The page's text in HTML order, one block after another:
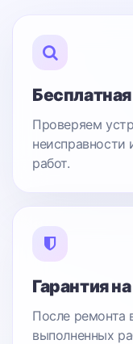
Проверяем
неисправности
работ.
Гарантия
После ремонта
выполненных